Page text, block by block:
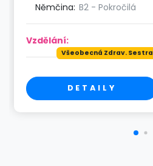
Němčina: B2 - Pokročilá
Vzdělání:
Všeobecná Zdrav. Sestra
DETAILY